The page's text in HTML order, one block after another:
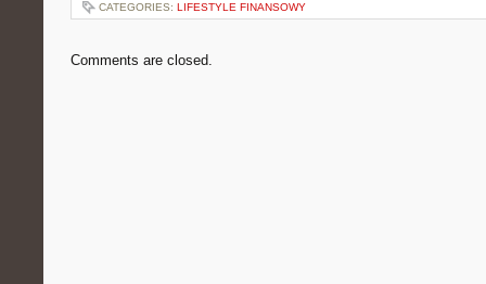
CATEGORIES: LIFESTYLE FINANSOWY
Comments are closed.